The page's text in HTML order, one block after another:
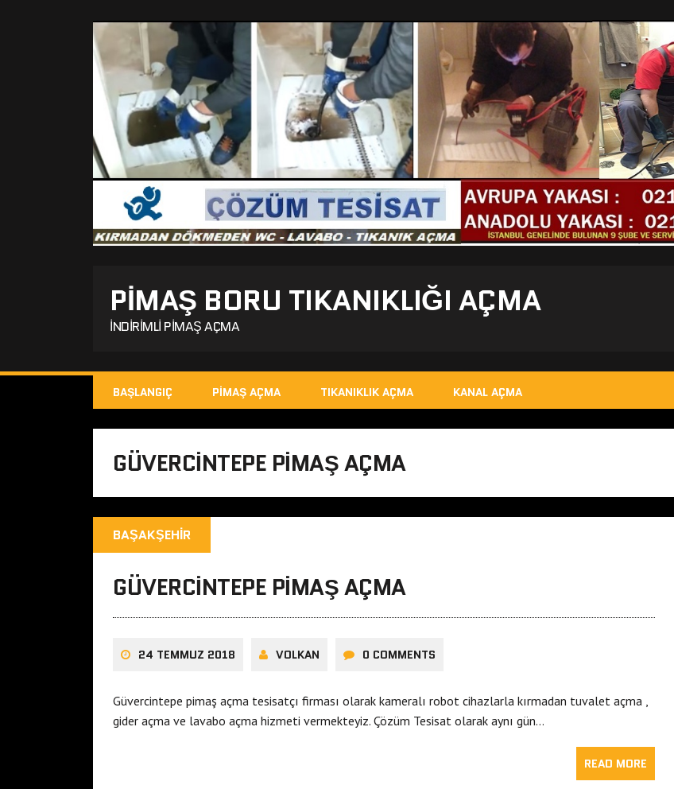
PIMAŞ BORU TIKANIKLIĞI AÇMA
İNDIRIMLI PIMAŞ AÇMA
BAŞLANGIÇ PIMAŞ AÇMA TIKANIKLIK AÇMA KANAL AÇMA
GÜVERCINTEPE PIMAŞ AÇMA
BAŞAKŞEHIR
GÜVERCINTEPE PIMAŞ AÇMA
24 TEMMUZ 2018 VOLKAN 0 COMMENTS
Güvercintepe pimaş açma tesisatçı firması olarak kameralı robot cihazlarla kırmadan tuvalet açma ,
gider açma ve lavabo açma hizmeti vermekteyiz. Çözüm Tesisat olarak aynı gün…
READ MORE